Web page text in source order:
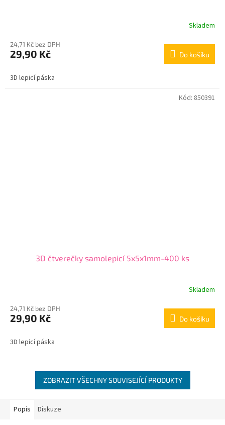
Skladem
24,71 Kč bez DPH
29,90 Kč Do košíku
3D lepicí páska
3D čtverečky samolepicí 5x5x1mm-400 ks
Skladem
24,71 Kč bez DPH
29,90 Kč Do košíku
3D lepicí páska
Kód: 850391
ZOBRAZIT VŠECHNY SOUVISEJÍCÍ PRODUKTY
Popis Diskuze